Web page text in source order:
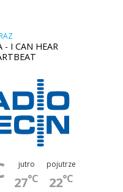
- I CAN HEAR
jutro
27°C
pojutrze
22°C